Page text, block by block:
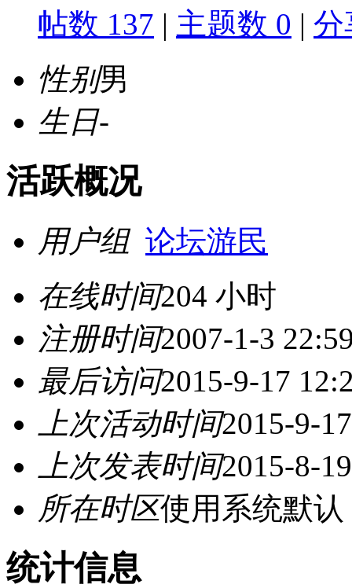
帖数 137 | 主题数 0 | 分
性别男
生日-
活跃概况
用户组 论坛游民
在线时间204 小时
注册时间2007-1-3
最后访问2015-9-17
上次活动时间2015-9-
上次发表时间2015-8-
所在时区使用系统默认
统计信息